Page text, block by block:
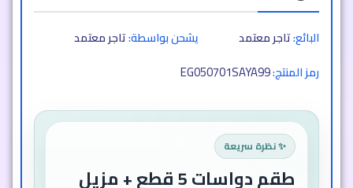
البائع:تاجر معتمد يشحن بواسطة:تاجر معتمد
رمز المنتج:EG050701SAYA99
✨ نظرة سريعة
طقم دواسات 5 قطع + مزيل